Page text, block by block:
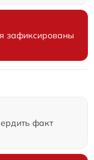
зафиксированы
факт